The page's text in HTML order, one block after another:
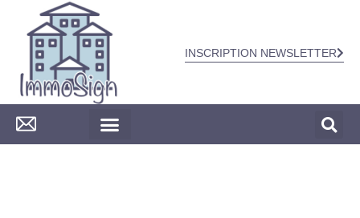
INSCRIPTION NEWSLETTER